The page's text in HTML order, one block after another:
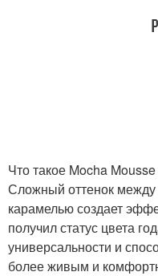
Что такое Mocha
Сложный оттенок
карамелью создает
получил статус цвета
универсальности и
более живым и